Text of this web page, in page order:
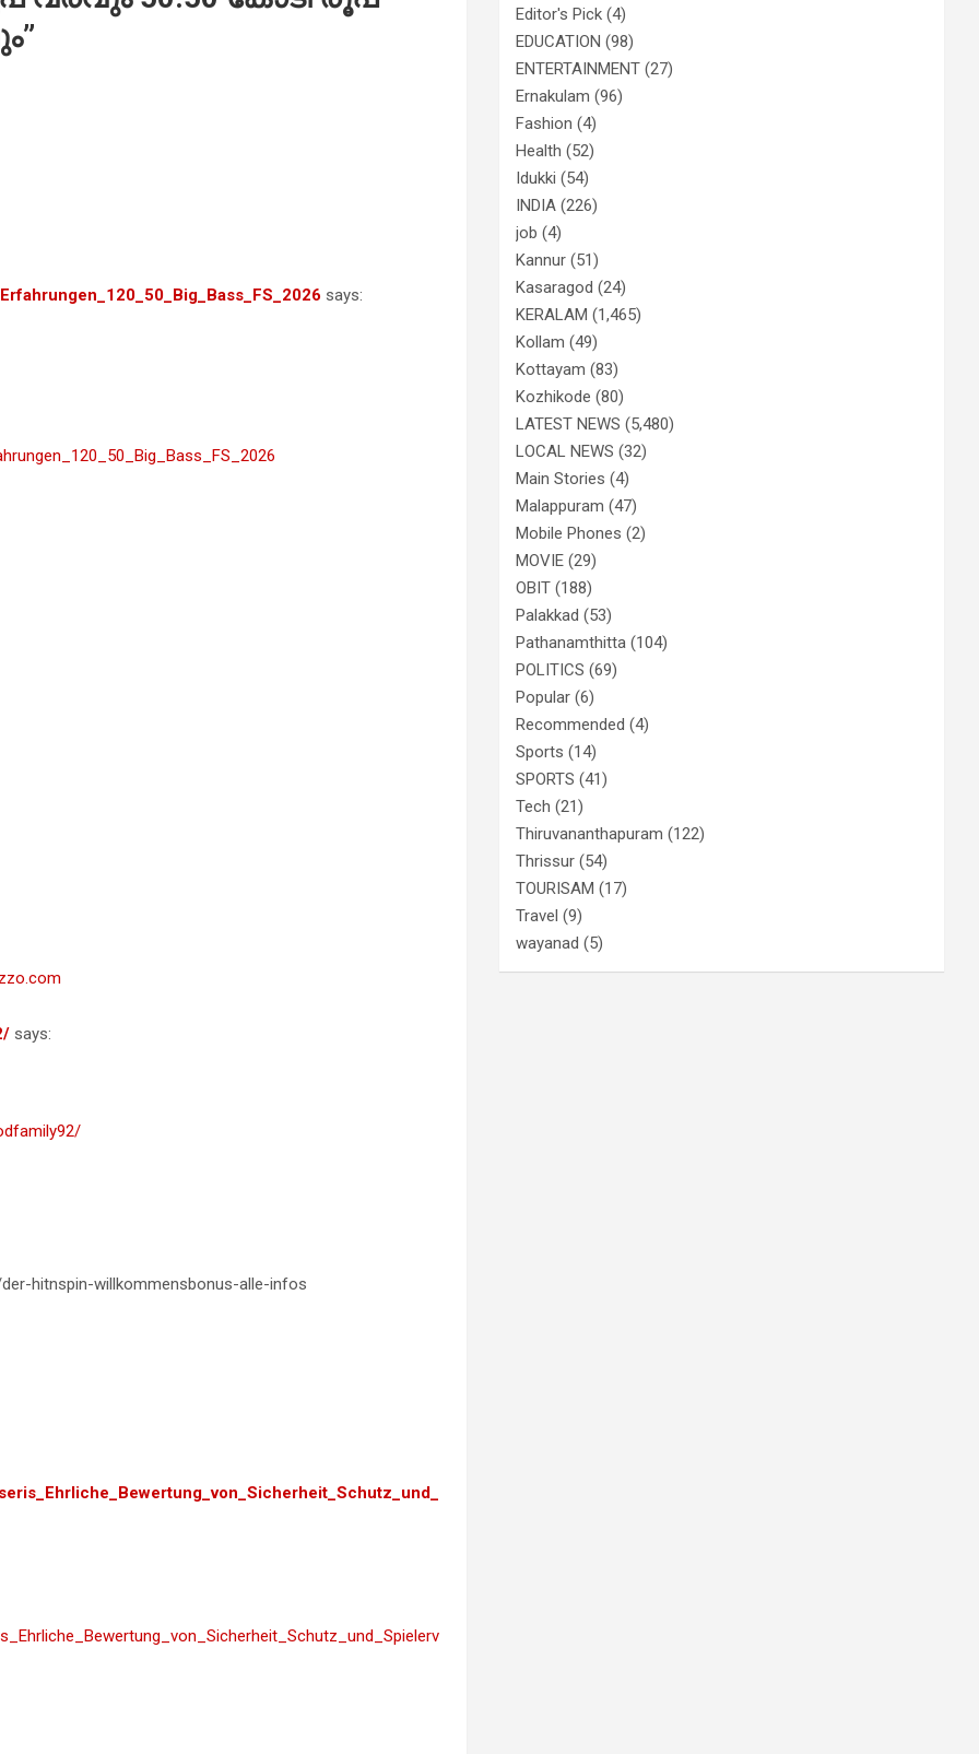
”
says:
says:
hitnspin-willkommensbonus-alle-infos
Editor's Pick (4)
EDUCATION (98)
ENTERTAINMENT (27)
Ernakulam (96)
Fashion (4)
Health (52)
Idukki (54)
INDIA (226)
job (4)
Kannur (51)
Kasaragod (24)
KERALAM (1,465)
Kollam (49)
Kottayam (83)
Kozhikode (80)
LATEST NEWS (5,480)
LOCAL NEWS (32)
Main Stories (4)
Malappuram (47)
Mobile Phones (2)
MOVIE (29)
OBIT (188)
Palakkad (53)
Pathanamthitta (104)
POLITICS (69)
Popular (6)
Recommended (4)
Sports (14)
SPORTS (41)
Tech (21)
Thiruvananthapuram (122)
Thrissur (54)
TOURISAM (17)
Travel (9)
wayanad (5)